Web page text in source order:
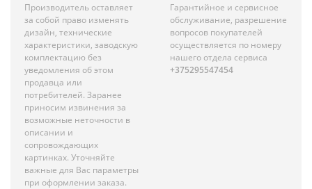
Производитель оставляет
за собой право изменять
дизайн, технические
характеристики, заводскую
комплектацию без
уведомления об этом
продавца или
потребителей. Заранее
приносим извинения за
возможные неточности в
описании и
сопровождающих
картинках. Уточняйте
важные для Вас параметры
при оформлении заказа.
Гарантийное и сервисное
обслуживание, разрешение
вопросов покупателей
осуществляется по номеру
нашего отдела сервиса
+375295547454